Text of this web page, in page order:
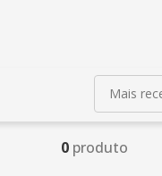
Mais
0 produto